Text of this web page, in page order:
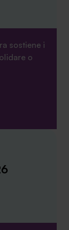
sostiene i
o